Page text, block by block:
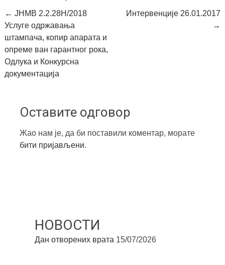
Post
navigation
← ЈНМВ 2.2.28Н/2018
Услуге одржавања
штампача, копир апарата и
опреме ван гарантног рока,
Одлука и Конкурсна
документација
Интервенције 26.01.2017
→
Оставите одговор
Жао нам је, да би поставили коментар, морате
бити пријављени.
НОВОСТИ
Дан отворених врата 15/07/2026